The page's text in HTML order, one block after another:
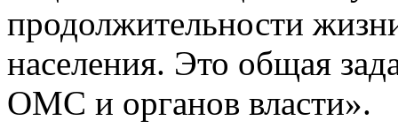
продолжительности
населения. Это общая
ОМС и органов власти».